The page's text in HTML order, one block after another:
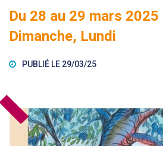
Du 28 au 29 mars 2025
Dimanche, Lundi
PUBLIÉ LE 29/03/25